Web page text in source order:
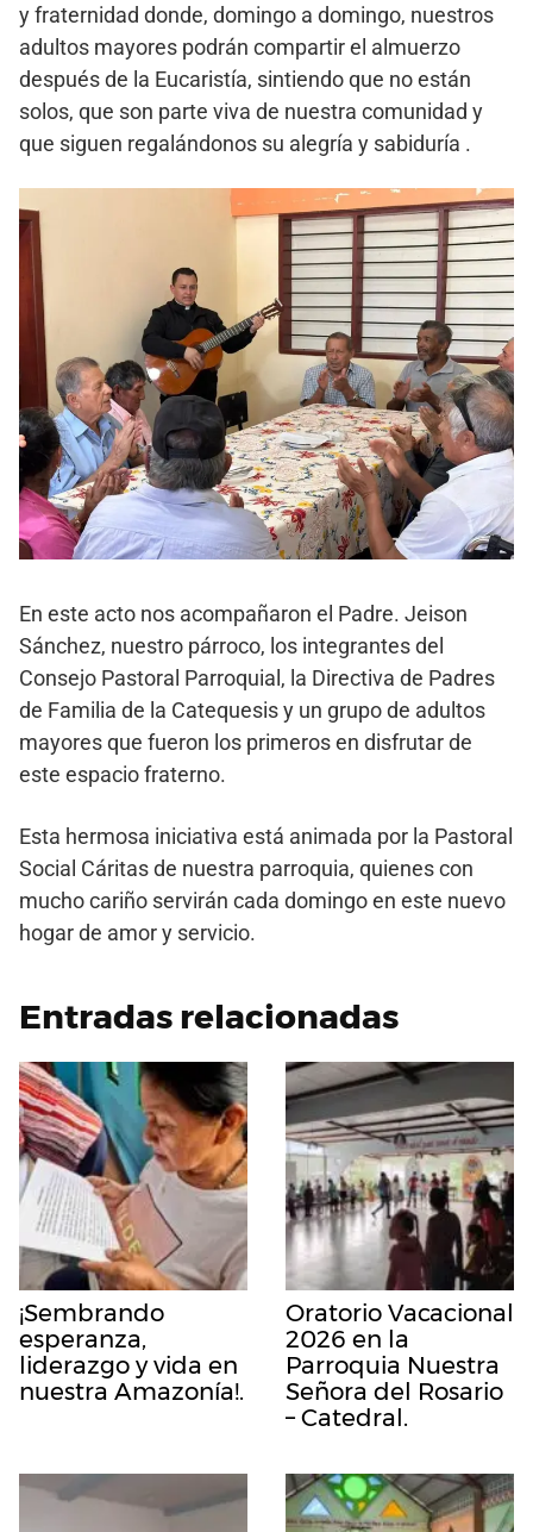
y fraternidad donde, domingo a domingo, nuestros
adultos mayores podrán compartir el almuerzo
después de la Eucaristía, sintiendo que no están
solos, que son parte viva de nuestra comunidad y
que siguen regalándonos su alegría y sabiduría .
En este acto nos acompañaron el Padre. Jeison
Sánchez, nuestro párroco, los integrantes del
Consejo Pastoral Parroquial, la Directiva de Padres
de Familia de la Catequesis y un grupo de adultos
mayores que fueron los primeros en disfrutar de
este espacio fraterno.
Esta hermosa iniciativa está animada por la Pastoral
Social Cáritas de nuestra parroquia, quienes con
mucho cariño servirán cada domingo en este nuevo
hogar de amor y servicio.
Entradas relacionadas
¡Sembrando
esperanza,
liderazgo y vida en
nuestra Amazonía!.
Oratorio Vacacional
2026 en la
Parroquia Nuestra
Señora del Rosario
– Catedral.